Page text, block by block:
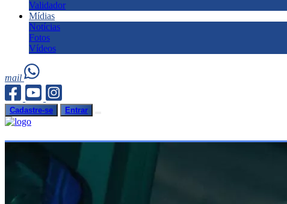
Validador
Mídias
Notícias
Fotos
Vídeos
mail
Cadastre-se Entrar